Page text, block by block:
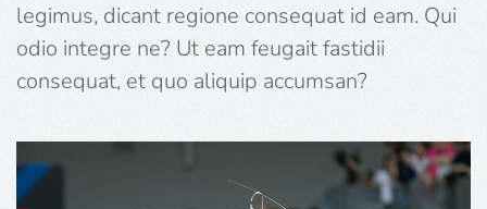
legimus, dicant regione consequat id eam. Qui
odio integre ne? Ut eam feugait fastidii
consequat, et quo aliquip accumsan?